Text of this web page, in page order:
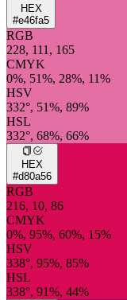
HEX
#e46fa5
RGB
228, 111, 165
CMYK
0%, 51%, 28%, 11%
HSV
332°, 51%, 89%
HSL
332°, 68%, 66%
HEX
#d80a56
RGB
216, 10, 86
CMYK
0%, 95%, 60%, 15%
HSV
338°, 95%, 85%
HSL
338°, 91%, 44%